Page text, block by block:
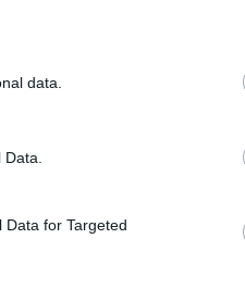
data.
for Targeted
ένα πορτογαλικό
Το νερό είναι